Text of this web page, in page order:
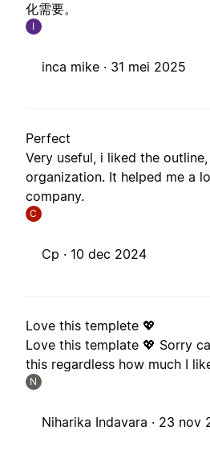
化需要。
I
inca mike · 31 mei 2025
Perfect
Very useful, i liked the
organization. It helped me a
company.
C
Cp · 10 dec 2024
Love this templete 💖
Love this template 💖 Sorry
this regardless how much I
N
Niharika Indavara · 23 nov